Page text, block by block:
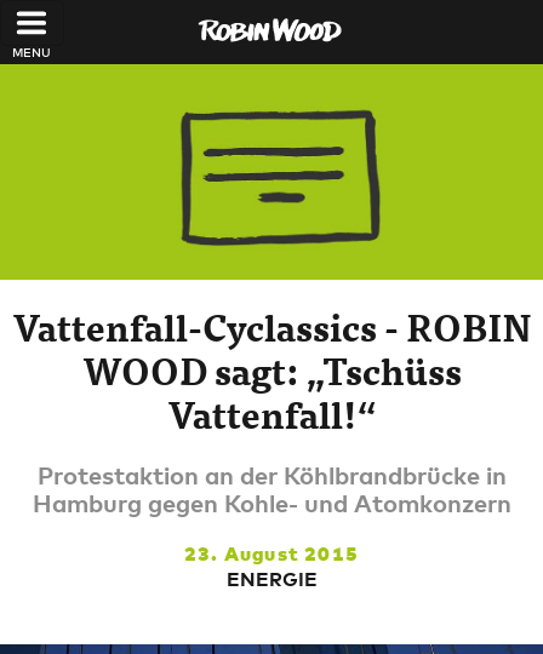
Direkt zum Inhalt
Vattenfall-Cyclassics - ROBIN
WOOD sagt: „Tschüss
Vattenfall!“
Protestaktion an der Köhlbrandbrücke in
Hamburg gegen Kohle- und Atomkonzern
23. August 2015
ENERGIE